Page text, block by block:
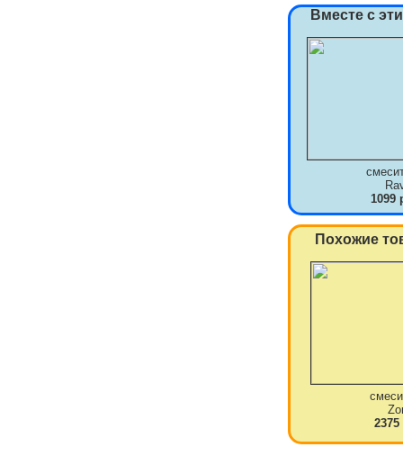
Вместе с
1099
Похожие
2375